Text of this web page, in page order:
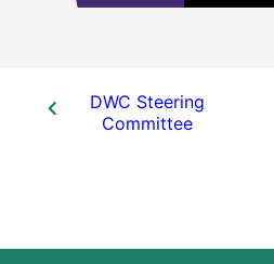
DWC Steering
Committee